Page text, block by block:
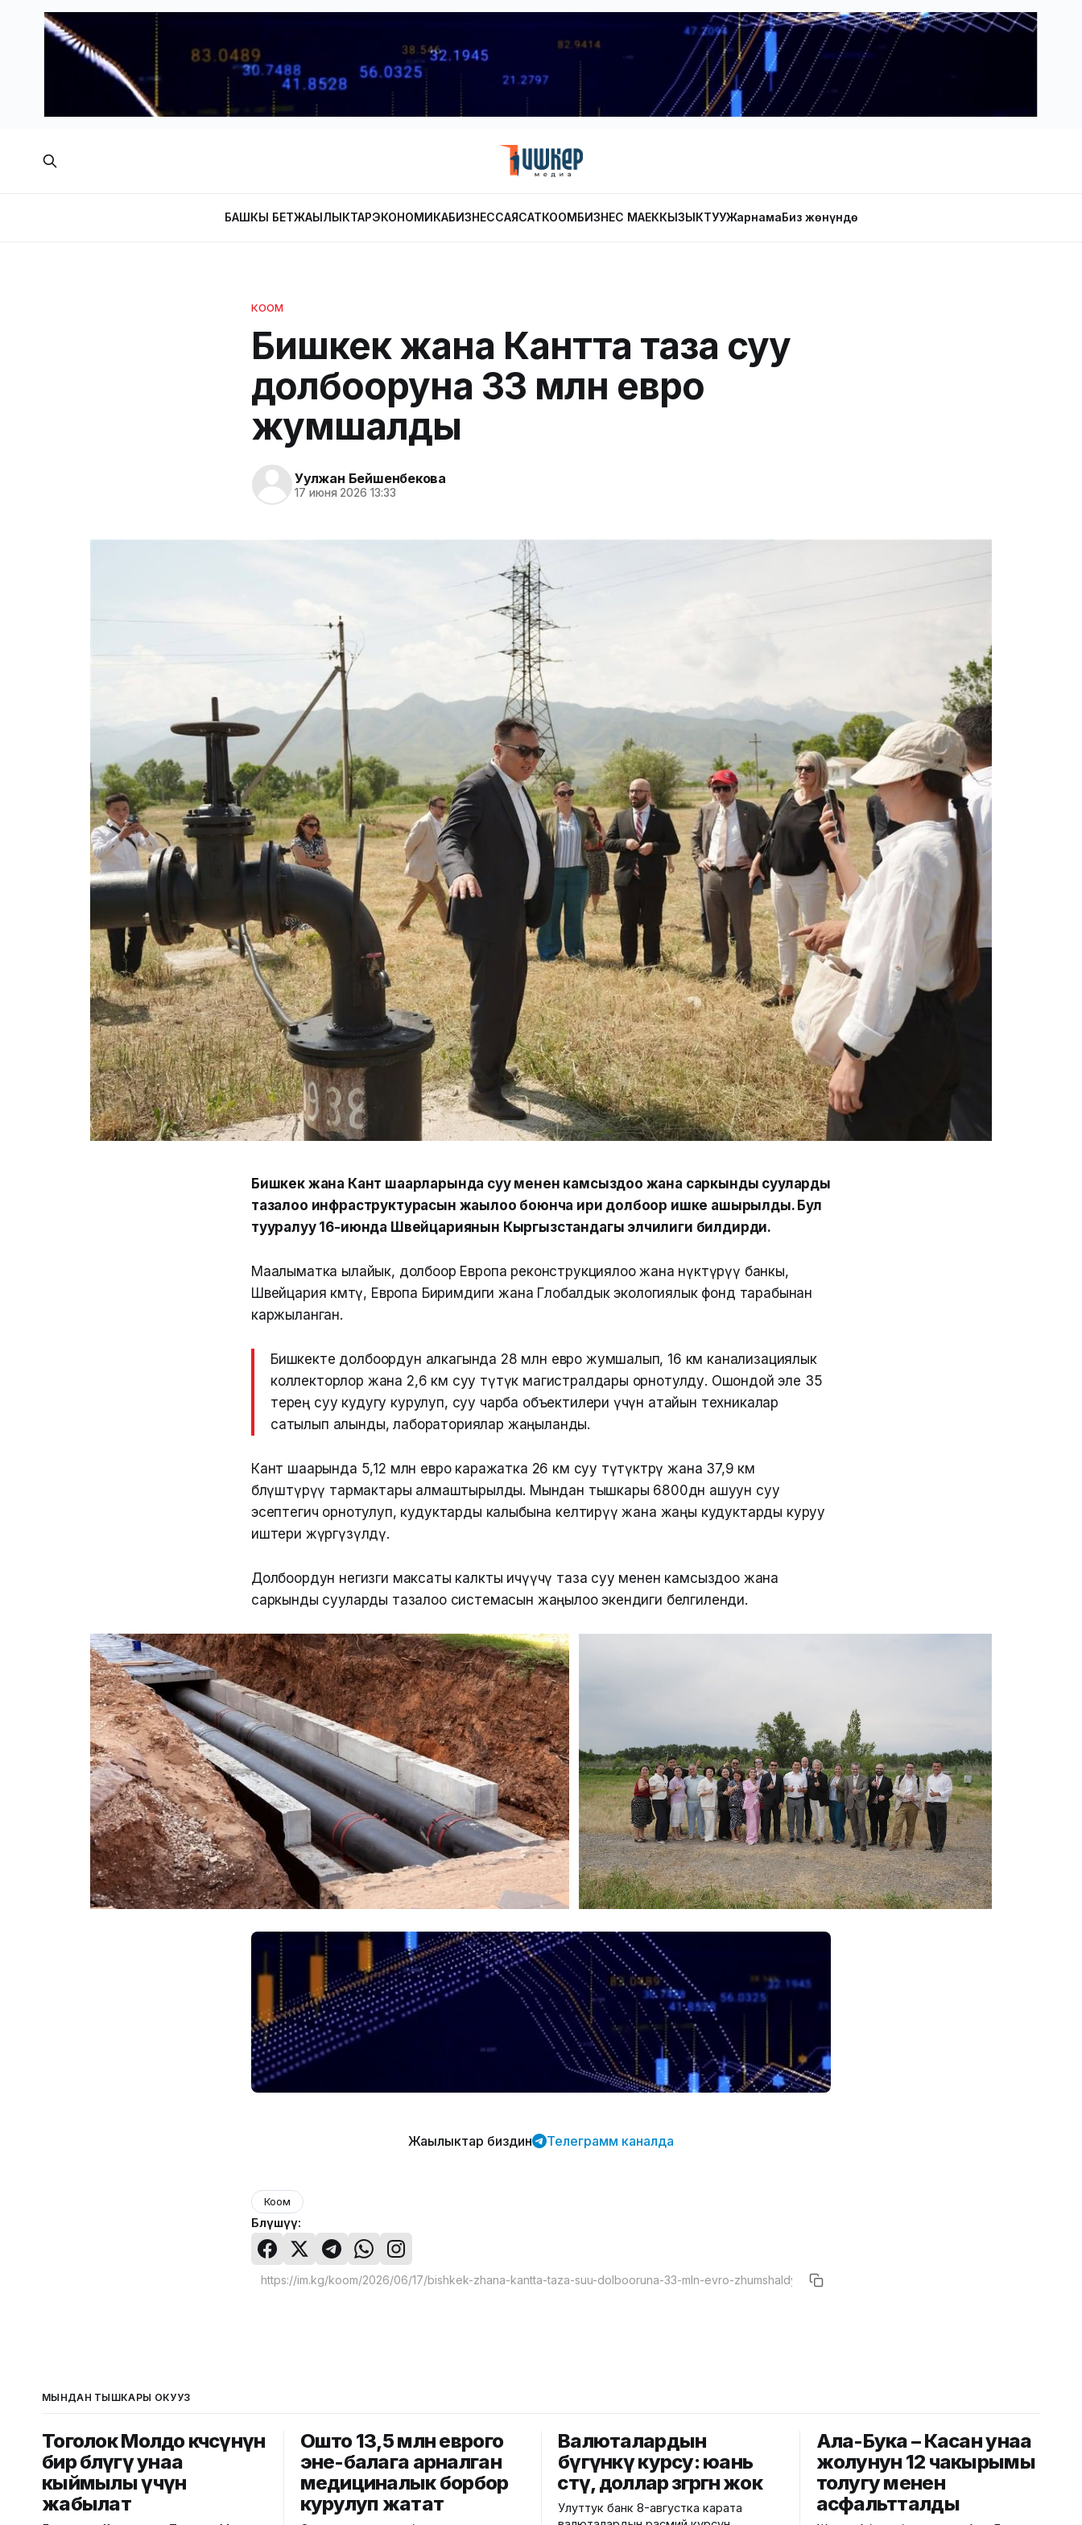
БАШКЫ БЕТЖАҢЫЛЫКТАРЭКОНОМИКАБИЗНЕССАЯСАТКООМБИЗНЕС МАЕККЫЗЫКТУУЖарнамаБиз жөнүндө
КООМ
Бишкек жана Кантта таза суу
долбооруна 33 млн евро
жумшалды
Уулжан Бейшенбекова
17 июня 2026 13:33
Бишкек жана Кант шаарларында суу менен камсыздоо жана саркынды сууларды
тазалоо инфраструктурасын жаңылоо боюнча ири долбоор ишке ашырылды. Бул
тууралуу 16-июнда Швейцариянын Кыргызстандагы элчилиги билдирди.
Маалыматка ылайык, долбоор Европа реконструкциялоо жана өнүктүрүү банкы,
Швейцария өкмөтү, Европа Биримдиги жана Глобалдык экологиялык фонд тарабынан
каржыланган.
Бишкекте долбоордун алкагында 28 млн евро жумшалып, 16 км канализациялык
коллекторлор жана 2,6 км суу түтүк магистралдары орнотулду. Ошондой эле 35
терең суу кудугу курулуп, суу чарба объектилери үчүн атайын техникалар
сатылып алынды, лабораториялар жаңыланды.
Кант шаарында 5,12 млн евро каражатка 26 км суу түтүктөрү жана 37,9 км
бөлүштүрүү тармактары алмаштырылды. Мындан тышкары 6800дөн ашуун суу
эсептегич орнотулуп, кудуктарды калыбына келтирүү жана жаңы кудуктарды куруу
иштери жүргүзүлдү.
Долбоордун негизги максаты калкты ичүүчү таза суу менен камсыздоо жана
саркынды сууларды тазалоо системасын жаңылоо экендиги белгиленди.
Жаңылыктар биздин Телеграмм каналда
Коом
Бөлүшүү:
МЫНДАН ТЫШКАРЫ ОКУҢУЗ
Тоголок Молдо көчөсүнүн
бир бөлүгү унаа
кыймылы үчүн
жабылат
Ошто 13,5 млн еврого
эне-балага арналган
медициналык борбор
курулуп жатат
Валюталардын
бүгүнкү курсу: юань
өстү, доллар өзгөргөн жок
Улуттук банк 8-августка карата
Ала-Бука – Касан унаа
жолунун 12 чакырымы
толугу менен
асфальтталды